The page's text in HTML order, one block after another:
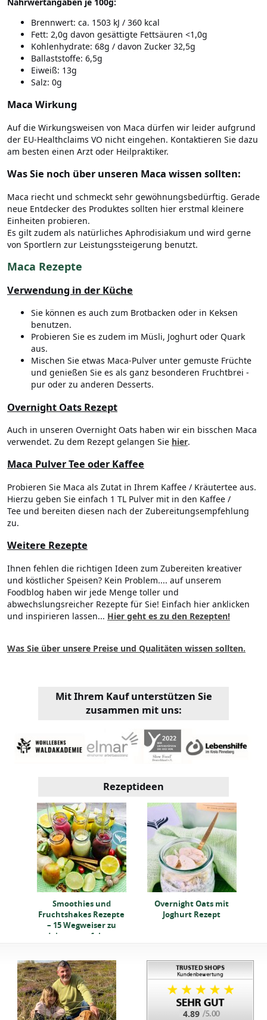
Brennwert: ca. 1503 kJ / 360 kcal
Fett: 2,0g davon gesättigte Fettsäuren <1,0g
Kohlenhydrate: 68g / davon Zucker 32,5g
Ballaststoffe: 6,5g
Eiweiß: 13g
Salz: 0g
Maca Wirkung
Auf die Wirkungsweisen von Maca dürfen wir leider aufgrund
der EU-Healthclaims VO nicht eingehen. Kontaktieren Sie dazu
am besten einen Arzt oder Heilpraktiker.
Was Sie noch über unseren Maca wissen sollten:
Maca riecht und schmeckt sehr gewöhnungsbedürftig. Gerade
neue Entdecker des Produktes sollten hier erstmal kleinere
Einheiten probieren.
Es gilt zudem als natürliches Aphrodisiakum und wird gerne
von Sportlern zur Leistungssteigerung benutzt.
Maca Rezepte
Verwendung in der Küche
Sie können es auch zum Brotbacken oder in Keksen
benutzen.
Probieren Sie es zudem im Müsli, Joghurt oder Quark
aus.
Mischen Sie etwas Maca-Pulver unter gemuste Früchte
und genießen Sie es als ganz besonderen Fruchtbrei -
pur oder zu anderen Desserts.
Overnight Oats Rezept
Auch in unseren Overnight Oats haben wir ein bisschen Maca
verwendet. Zu dem Rezept gelangen Sie hier.
Maca Pulver Tee oder Kaffee
Probieren Sie Maca als Zutat in Ihrem Kaffee / Kräutertee aus.
Hierzu geben Sie einfach 1 TL Pulver mit in den Kaffee /
Tee und bereiten diesen nach der Zubereitungsempfehlung
zu.
Weitere Rezepte
Ihnen fehlen die richtigen Ideen zum Zubereiten kreativer
und köstlicher Speisen? Kein Problem.... auf unserem
Foodblog haben wir jede Menge toller und
abwechslungsreicher Rezepte für Sie! Einfach hier anklicken
und inspirieren lassen... Hier geht es zu den Rezepten!
Was Sie über unsere Preise und Qualitäten wissen sollten.
Mit Ihrem Kauf unterstützen Sie
zusammen mit uns:
Rezeptideen
Smoothies und
Fruchtshakes Rezepte
– 15 Wegweiser zu
deinem perfekten
Overnight Oats mit
Joghurt Rezept
4.89